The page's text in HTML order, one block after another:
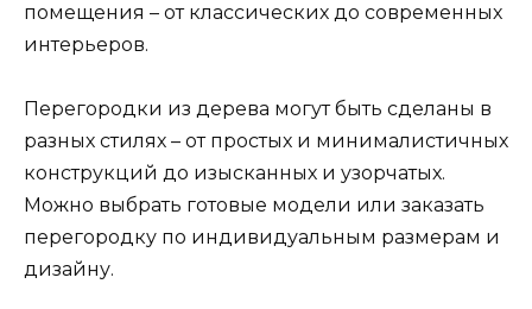
помещения – от классических до современных
интерьеров.
Перегородки из дерева могут быть сделаны в
разных стилях – от простых и минималистичных
конструкций до изысканных и узорчатых.
Можно выбрать готовые модели или заказать
перегородку по индивидуальным размерам и
дизайну.